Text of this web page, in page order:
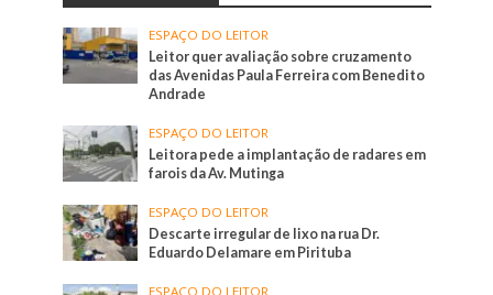
ESPAÇO DO LEITOR
Leitor quer avaliação sobre cruzamento
das Avenidas Paula Ferreira com Benedito
Andrade
ESPAÇO DO LEITOR
Leitora pede a implantação de radares em
farois da Av. Mutinga
ESPAÇO DO LEITOR
Descarte irregular de lixo na rua Dr.
Eduardo Delamare em Pirituba
ESPAÇO DO LEITOR